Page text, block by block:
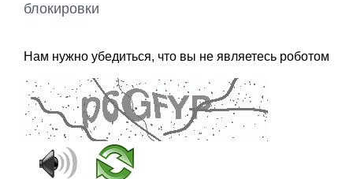
блокировки
Нам нужно убедиться, что вы не являетесь роботом